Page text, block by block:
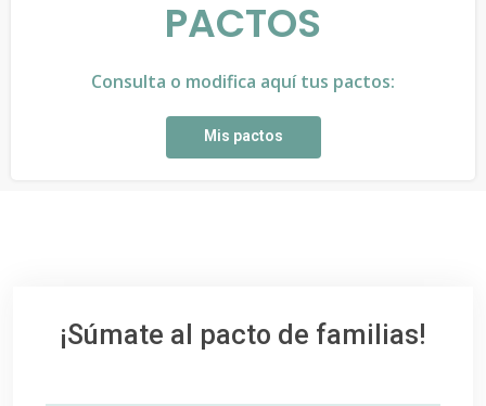
PACTOS
Consulta o modifica aquí tus pactos:
Mis pactos
¡Súmate al pacto de familias!